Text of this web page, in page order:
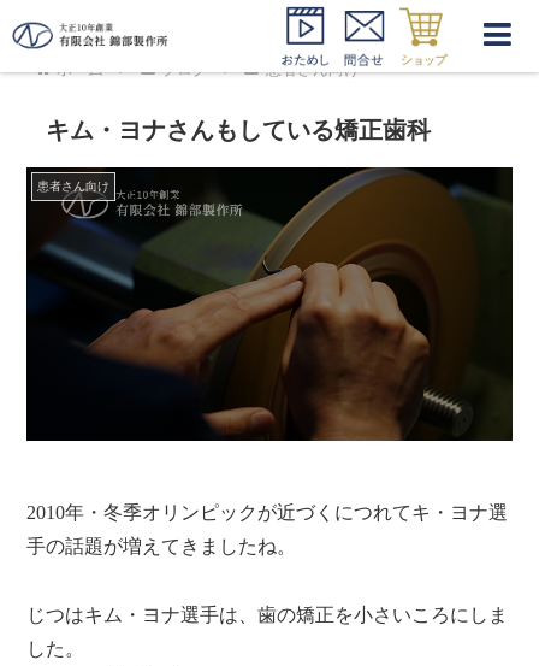
ホーム ブログ 患者さん向け
キム・ヨナさんもしている矯正歯科
患者さん向け
2010年・冬季オリンピックが近づくにつれてキ・ヨナ選
手の話題が増えてきましたね。
じつはキム・ヨナ選手は、歯の矯正を小さいころにしま
した。